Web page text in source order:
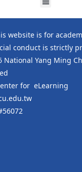
website is for
conduct is strictly
National Yang Ming
for eLearning